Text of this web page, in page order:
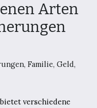
Arten
, Familie, Geld,
verschiedene